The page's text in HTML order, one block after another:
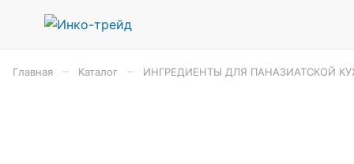
Главная Каталог ИНГРЕДИЕНТЫ ДЛЯ ПАНАЗИАТСКОЙ